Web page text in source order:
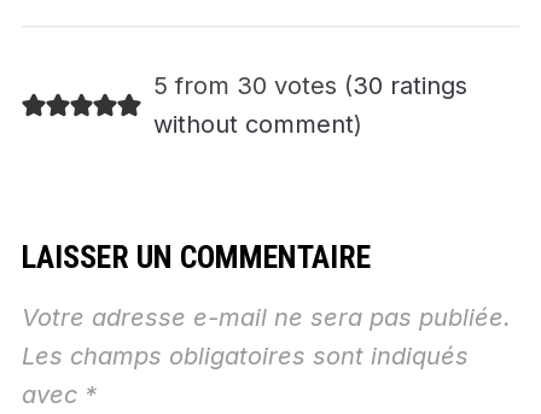
5 from 30 votes (30 ratings
without comment)
LAISSER UN COMMENTAIRE
Votre adresse e-mail ne sera pas publiée.
Les champs obligatoires sont indiqués
avec *